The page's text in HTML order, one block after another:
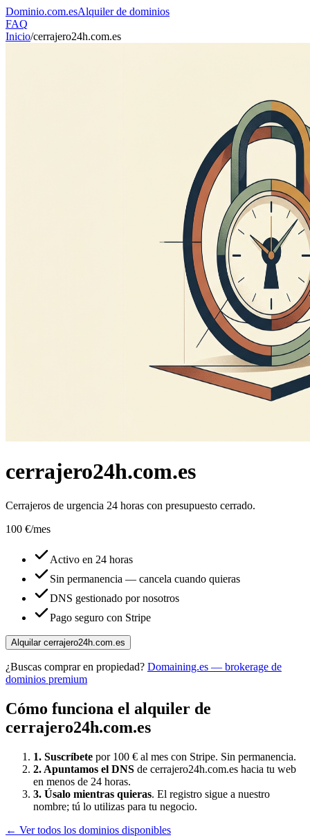
Dominio.com.esAlquiler de dominios
FAQ
Inicio/cerrajero24h.com.es
cerrajero24h.com.es
Cerrajeros de urgencia 24 horas con presupuesto cerrado.
100 €/mes
Activo en 24 horas
Sin permanencia — cancela cuando quieras
DNS gestionado por nosotros
Pago seguro con Stripe
Alquilar cerrajero24h.com.es
¿Buscas comprar en propiedad? Domaining.es — brokerage de
dominios premium
Cómo funciona el alquiler de
cerrajero24h.com.es
1. Suscríbete por 100 € al mes con Stripe. Sin permanencia.
2. Apuntamos el DNS de cerrajero24h.com.es hacia tu web
en menos de 24 horas.
3. Úsalo mientras quieras. El registro sigue a nuestro
nombre; tú lo utilizas para tu negocio.
← Ver todos los dominios disponibles